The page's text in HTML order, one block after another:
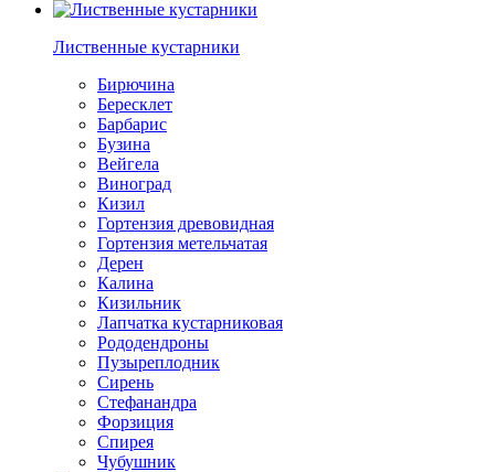
Лиственные кустарники
Бирючина
Бересклет
Барбарис
Бузина
Вейгела
Виноград
Кизил
Гортензия древовидная
Гортензия метельчатая
Дерен
Калина
Кизильник
Лапчатка кустарниковая
Рододендроны
Пузыреплодник
Сирень
Стефанандра
Форзиция
Спирея
Чубушник